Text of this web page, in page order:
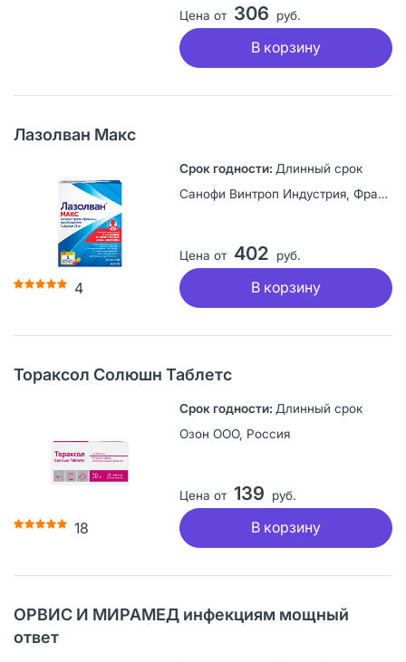
Цена от 306 руб.
В корзину
Лазолван Макс
4
Длинный срок
Санофи Винтроп Индустрия, Франция
Цена от 402 руб.
В корзину
Тораксол Солюшн Таблетс
18
Длинный срок
Озон ООО, Россия
Цена от 139 руб.
В корзину
ОРВИС И МИРАМЕД инфекциям мощный
ответ